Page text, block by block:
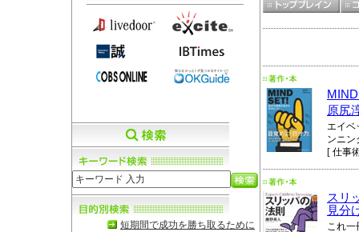
短期間で成功を勝ち取るために
原尻
エイベ
ンニン
[ 仕事
スリ
見分
これ一